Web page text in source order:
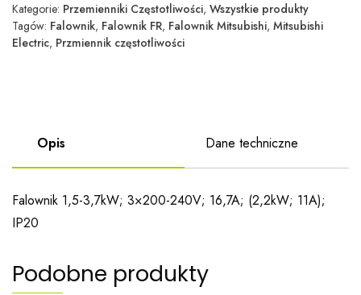
Kategorie: Przemienniki Częstotliwości, Wszystkie produkty
Tagów: Falownik, Falownik FR, Falownik Mitsubishi, Mitsubishi
Electric, Przmiennik częstotliwości
Opis Dane techniczne
Falownik 1,5-3,7kW; 3×200-240V; 16,7A; (2,2kW; 11A);
IP20
Podobne produkty